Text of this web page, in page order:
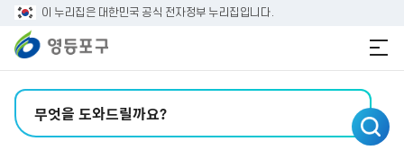
본문 바로가기
주메뉴 바로가기
이 누리집은 대한민국 공식 전자정부 누리집입니다.